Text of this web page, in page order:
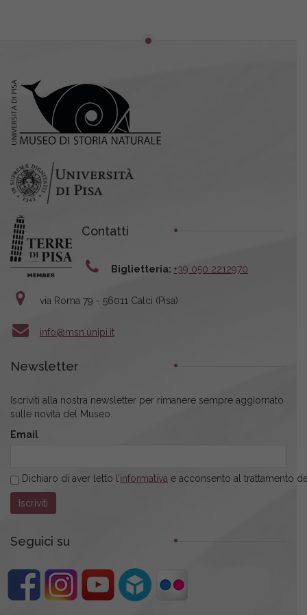
Contatti
Biglietteria: +39 050 2212970
via Roma 79 - 56011 Calci (Pisa)
info@msn.unipi.it
Newsletter
Iscriviti alla nostra newsletter per rimanere sempre aggiornato
sulle novità del Museo.
Email
Dichiaro di aver letto l’informativa e acconsento al trattamento
Seguici su